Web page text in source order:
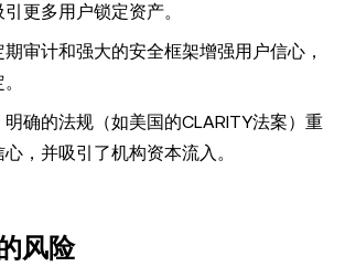
更多用户锁定资产。
期审计和强大的安全框架增强用户信心，
明确的法规（如美国的CLARITY法案）重
，并吸引了机构资本流入。
风险